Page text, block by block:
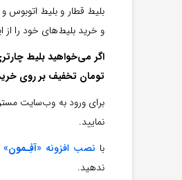
بلیط قطار و بلیط
و خرید بلیط‌های خود را از
تومان تخفیف بر روی
برای ورود به وب‌سایت
نمایید.
با نصب افزونه «آفِـمون»
ندهید.